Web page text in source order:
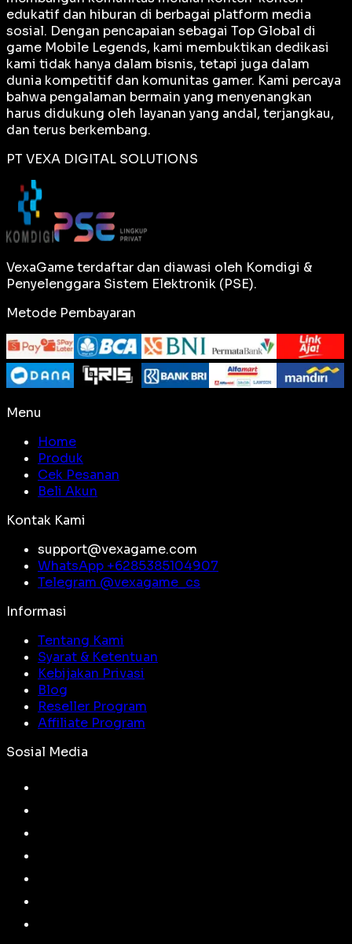
edukatif dan hiburan di berbagai platform media
sosial. Dengan pencapaian sebagai Top Global di
game Mobile Legends, kami membuktikan dedikasi
kami tidak hanya dalam bisnis, tetapi juga dalam
dunia kompetitif dan komunitas gamer. Kami percaya
bahwa pengalaman bermain yang menyenangkan
harus didukung oleh layanan yang andal, terjangkau,
dan terus berkembang.
PT VEXA DIGITAL SOLUTIONS
VexaGame terdaftar dan diawasi oleh Komdigi &
Penyelenggara Sistem Elektronik (PSE).
Metode Pembayaran
Menu
Home
Produk
Cek Pesanan
Beli Akun
Kontak Kami
support@vexagame.com
WhatsApp +6285385104907
Telegram @vexagame_cs
Informasi
Tentang Kami
Syarat & Ketentuan
Kebijakan Privasi
Blog
Reseller Program
Affiliate Program
Sosial Media